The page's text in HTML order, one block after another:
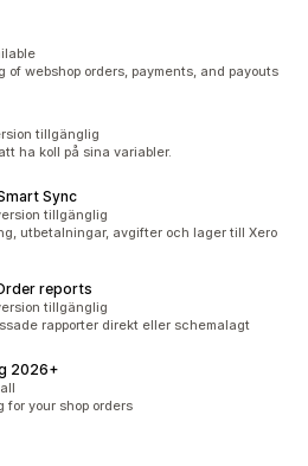
of webshop orders, payments, and payouts
tillgänglig
ha koll på sina variabler.
Sync
tillgänglig
utbetalningar, avgifter och lager till Xero
reports
tillgänglig
rapporter direkt eller schemalagt
2026+
your shop orders